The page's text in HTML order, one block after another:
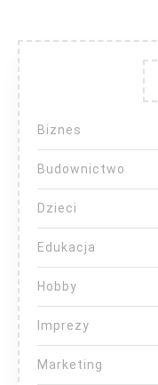
Biznes
Budownictwo
Dzieci
Edukacja
Hobby
Imprezy
Marketing